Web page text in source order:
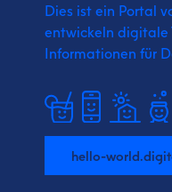
Dies ist ein Portal
entwickeln digitale
Informationen für
hello-